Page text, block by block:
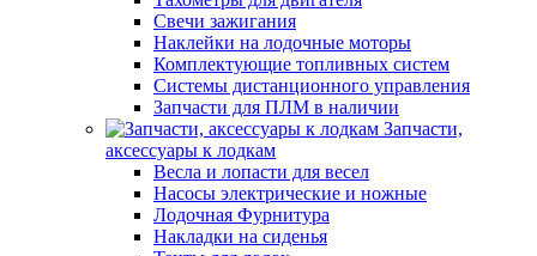
Свечи зажигания
Наклейки на лодочные моторы
Комплектующие топливных систем
Системы дистанционного управления
Запчасти для ПЛМ в наличии
Запчасти,
аксессуары к лодкам
Весла и лопасти для весел
Насосы электрические и ножные
Лодочная Фурнитура
Накладки на сиденья